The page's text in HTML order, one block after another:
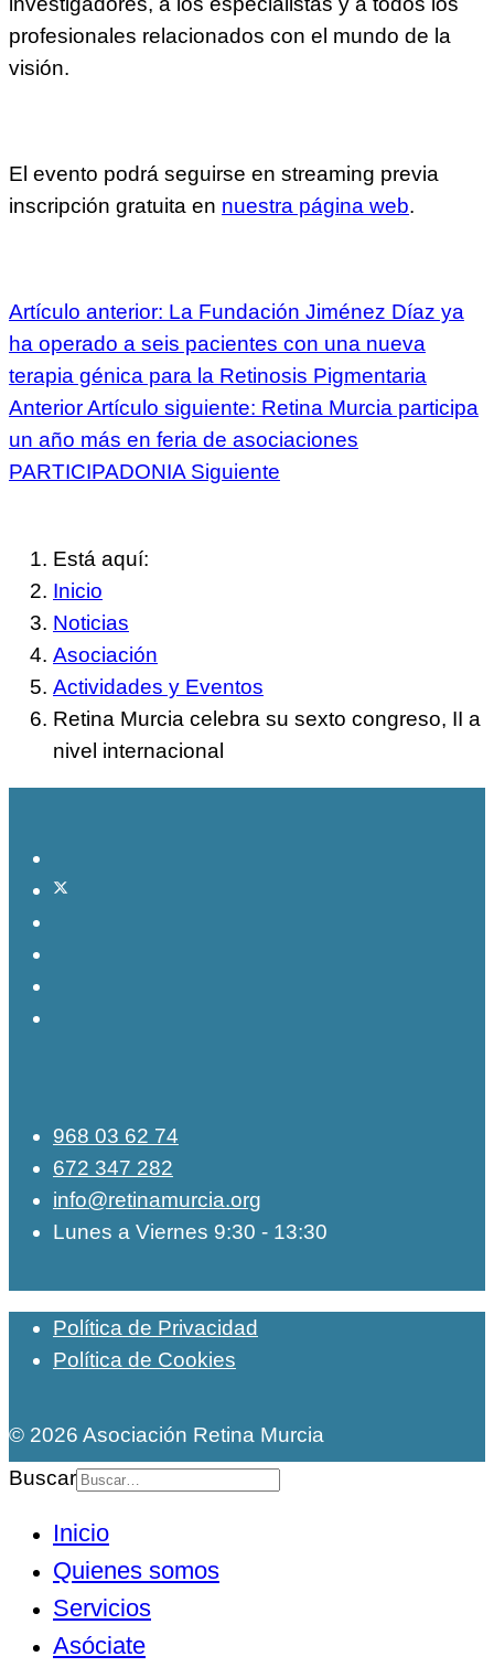
profesionales relacionados con el mundo de la
visión.
El evento podrá seguirse en streaming previa
inscripción gratuita en nuestra página web.
Artículo anterior: La Fundación Jiménez Díaz ya
ha operado a seis pacientes con una nueva
terapia génica para la Retinosis Pigmentaria
AnteriorArtículo siguiente: Retina Murcia participa
un año más en feria de asociaciones
PARTICIPADONIA Siguiente
Está aquí:
Inicio
Noticias
Asociación
Actividades y Eventos
Retina Murcia celebra su sexto congreso, II a
nivel internacional
968 03 62 74
672 347 282
info@retinamurcia.org
Lunes a Viernes 9:30 - 13:30
Política de Privacidad
Política de Cookies
© 2026 Asociación Retina Murcia
Buscar
Inicio
Quienes somos
Servicios
Asóciate